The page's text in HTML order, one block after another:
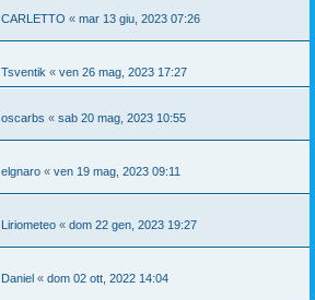
CARLETTO « mar 13 giu, 2023 07:26
Tsventik « ven 26 mag, 2023 17:27
oscarbs « sab 20 mag, 2023 10:55
elgnaro « ven 19 mag, 2023 09:11
Liriometeo « dom 22 gen, 2023 19:27
Daniel « dom 02 ott, 2022 14:04